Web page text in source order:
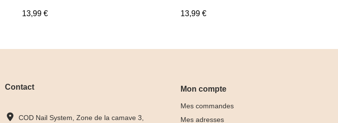
13,99 € 13,99 €
Contact
COD Nail System, Zone de la camave 3,
Mon compte
Mes commandes
Mes adresses